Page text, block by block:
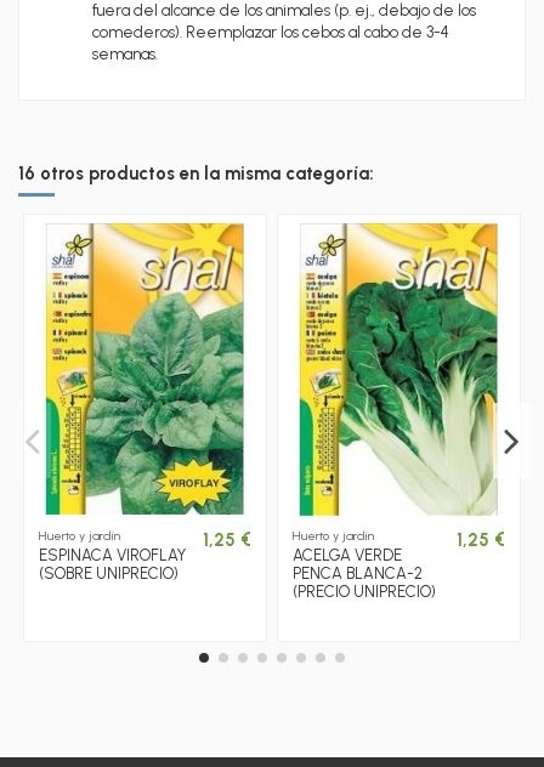
fuera del alcance de los animales (p. ej., debajo de los
comederos). Reemplazar los cebos al cabo de 3-4
semanas.
16 otros productos en la misma categoría:
Huerto y jardín
ESPINACA VIROFLAY
(SOBRE UNIPRECIO)
1,25 € Huerto y jardín
ACELGA VERDE
PENCA BLANCA-2
(PRECIO UNIPRECIO)
1,25 €